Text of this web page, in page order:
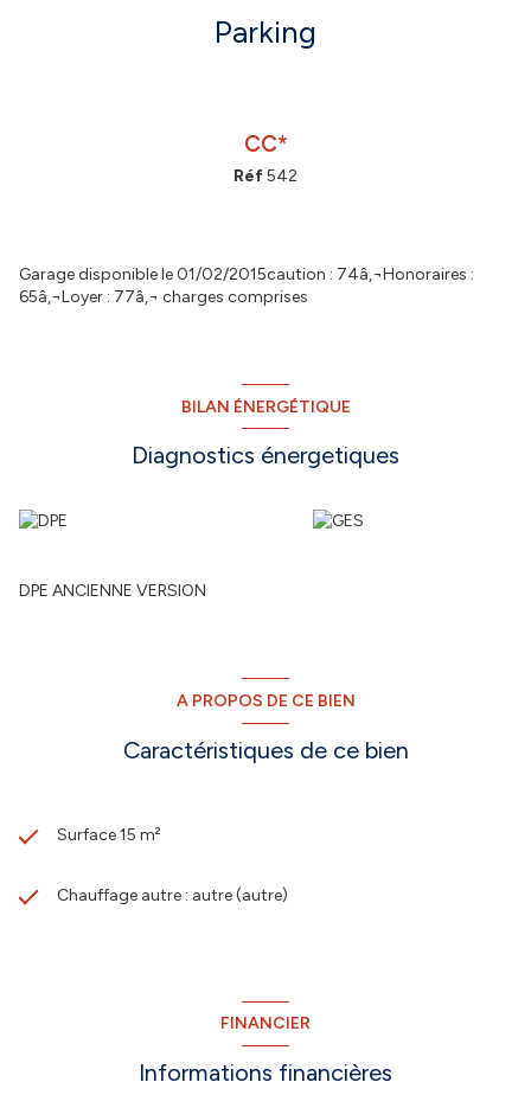
Parking
CC*
Réf542
Garage disponible le 01/02/2015caution : 74â‚¬Honoraires :
65â‚¬Loyer : 77â‚¬ charges comprises
BILAN ÉNERGÉTIQUE
Diagnostics énergetiques
DPE ANCIENNE VERSION
A PROPOS DE CE BIEN
Caractéristiques de ce bien
Surface 15 m²
Chauffage autre : autre (autre)
FINANCIER
Informations financières